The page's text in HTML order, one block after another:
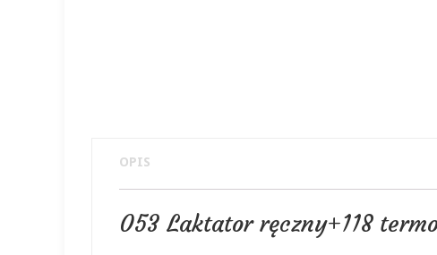
OPIS
053 Laktator ręczny+118